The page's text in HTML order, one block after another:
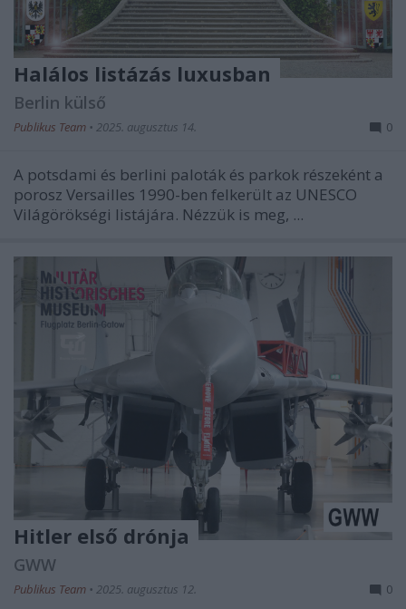
Halálos listázás luxusban
Berlin külső
Publikus Team • 2025. augusztus 14. 0
A potsdami és berlini paloták és parkok részeként a
porosz Versailles 1990-ben felkerült az UNESCO
Világörökségi listájára. Nézzük is meg, ...
Hitler első drónja
GWW
Publikus Team • 2025. augusztus 12. 0